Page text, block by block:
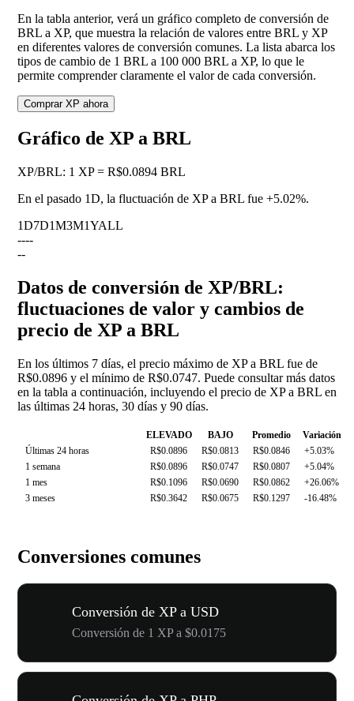
En la tabla anterior, verá un gráfico completo de conversión de
BRL a XP, que muestra la relación de valores entre BRL y XP
en diferentes valores de conversión comunes. La lista abarca los
tipos de cambio de 1 BRL a 100 000 BRL a XP, lo que le
permite comprender claramente el valor de cada conversión.
Comprar XP ahora
Gráfico de XP a BRL
XP/BRL: 1 XP = R$0.0894 BRL
En el pasado 1D, la fluctuación de XP a BRL fue +5.02%.
1D7D1M3M1YALL
----
--
Datos de conversión de XP/BRL:
fluctuaciones de valor y cambios de
precio de XP a BRL
En los últimos 7 días, el precio máximo de XP a BRL fue de
R$0.0896 y el mínimo de R$0.0747. Puede consultar más datos
en la tabla a continuación, incluyendo el precio de XP a BRL en
las últimas 24 horas, 30 días y 90 días.
ELEVADO BAJO Promedio
Variación
Últimas 24 horas
R$0.0896 R$0.0813 R$0.0846
+5.03%
1 semana
R$0.0896 R$0.0747 R$0.0807
+5.04%
1 mes
R$0.1096 R$0.0690 R$0.0862
+26.06%
3 meses
R$0.3642 R$0.0675 R$0.1297 -16.48%
Conversiones comunes
Conversión de XP a USD
Conversión de 1 XP a $0.0175